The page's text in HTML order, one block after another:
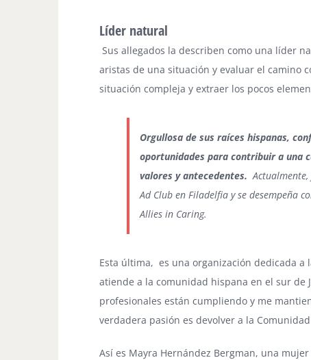
Líder natural
Sus allegados la describen como una líder
aristas de una situación y evaluar el camino
situación compleja y extraer los pocos
Orgullosa de sus raíces hispanas,
oportunidades para contribuir a una
valores y antecedentes.
Ad Club en Filadelfia y se desempeña
Allies in Caring.
Esta última, es una organización dedicada
atiende a la comunidad hispana en el sur de
profesionales están cumpliendo y me
verdadera pasión es devolver a la
Así es Mayra Hernández Bergman, una